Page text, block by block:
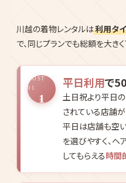
川越の着物レンタルは利用タ
で、同じプランでも総額を大き
COST
01
1
平日利用で
土日祝より平日
されている店舗
平日は店舗も空
を選びやすく、ヘ
してもらえる時間